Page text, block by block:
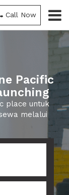
Call Now
Pacific
place untuk
melalui